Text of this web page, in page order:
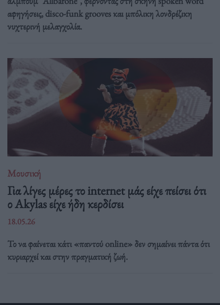
αφηγήσεις, disco-funk grooves και μπόλικη λονδρέζικη
νυχτερινή μελαγχολία.
Μουσική
Για λίγες μέρες το internet μάς είχε πείσει ότι
ο Akylas είχε ήδη κερδίσει
18.05.26
Το να φαίνεται κάτι «παντού online» δεν σημαίνει πάντα ότι
κυριαρχεί και στην πραγματική ζωή.